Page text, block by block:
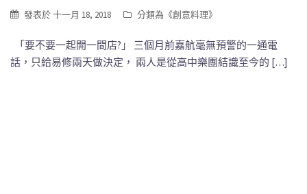
發表於十一月 18, 2018 分類為《創意料理》
「要不要一起開一間店?」 三個月前嘉航毫無預警的一通電
話，只給易修兩天做決定， 兩人是從高中樂團結識至今的 […]